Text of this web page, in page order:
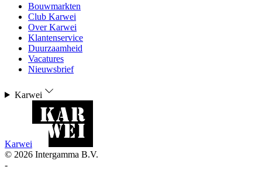
Bouwmarkten
Club Karwei
Over Karwei
Klantenservice
Duurzaamheid
Vacatures
Nieuwsbrief
Karwei
Karwei
© 2026 Intergamma B.V.
-